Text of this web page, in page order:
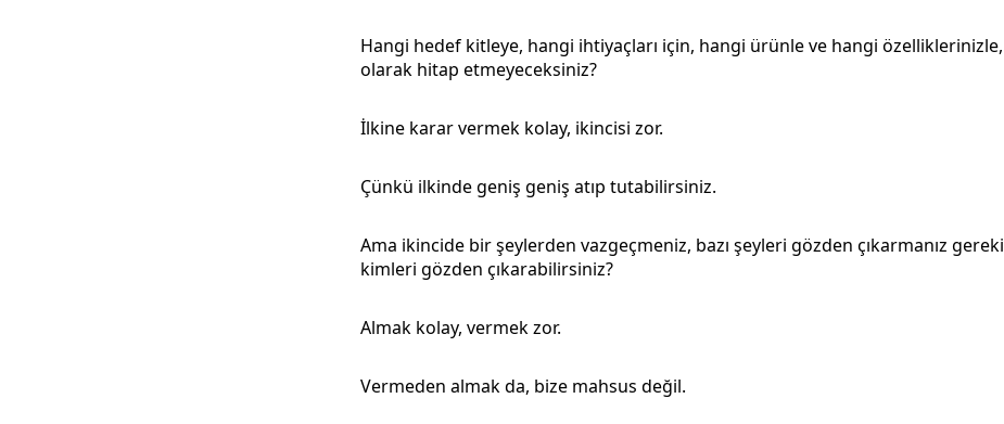
Hangi hedef kitleye, hangi ihtiyaçları için, hangi ürünle ve hangi
olarak hitap etmeyeceksiniz?
İlkine karar vermek kolay, ikincisi zor.
Çünkü ilkinde geniş geniş atıp tutabilirsiniz.
Ama ikincide bir şeylerden vazgeçmeniz, bazı şeyleri gözden çıkarmanız
kimleri gözden çıkarabilirsiniz?
Almak kolay, vermek zor.
Vermeden almak da, bize mahsus değil.